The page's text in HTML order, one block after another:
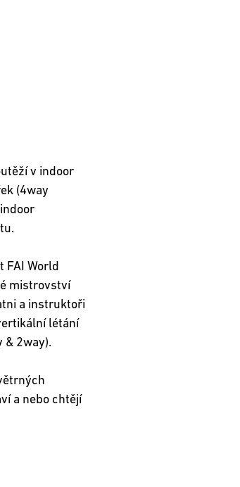
v indoor
(4way
FAI World
mistrovství
a instruktoři
létání
& 2way).
a nebo chtějí